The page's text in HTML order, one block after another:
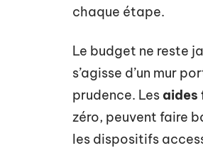
chaque étape.
Le budget ne reste
s’agisse d’un mur
prudence. Les aides
zéro, peuvent faire
les dispositifs